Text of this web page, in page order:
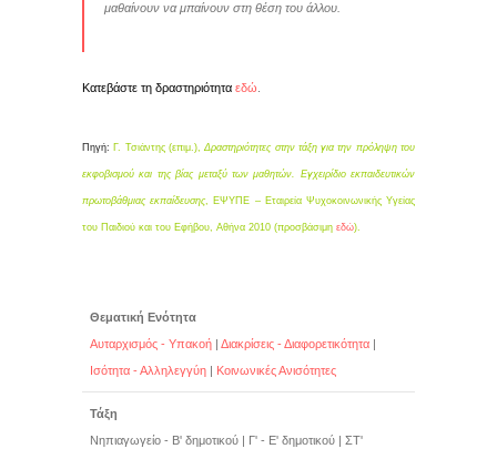
μαθαίνουν να μπαίνουν στη θέση του άλλου.
Κατεβάστε τη δραστηριότητα εδώ
Πηγή: Γ. Τσιάντης (επιμ.),Δραστηριότητες στην τάξη για την πρόληψη του
εκφοβισμού και της βίας μεταξύ των μαθητών. Εγχειρίδιο εκπαιδευτικών
πρωτοβάθμιας εκπαίδευσης, ΕΨΥΠΕ – Εταιρεία Ψυχοκοινωνικής Υγείας
του Παιδιού και του Εφήβου, Αθήνα 2010 (προσβάσιμη εδώ).
Θεματική Ενότητα
Αυταρχισμός - Υπακοή | Διακρίσεις - Διαφορετικότητα |
Ισότητα - Αλληλεγγύη | Κοινωνικές Ανισότητες
Τάξη
Νηπιαγωγείο - Β' δημοτικού | Γ' - Ε' δημοτικού | ΣΤ'